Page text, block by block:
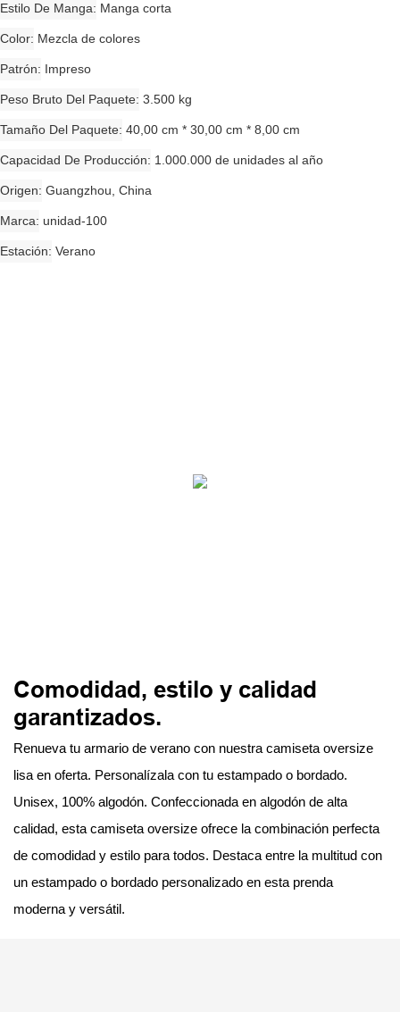
Estilo De Manga Manga corta
Color Mezcla de colores
Patrón Impreso
Peso Bruto Del Paquete 3.500 kg
Tamaño Del Paquete 40,00 cm * 30,00 cm * 8,00 cm
Capacidad De Producción 1.000.000 de unidades al año
Origen Guangzhou, China
Marca unidad-100
Estación Verano
Comodidad, estilo y calidad
garantizados.
Renueva tu armario de verano con nuestra camiseta oversize
lisa en oferta. Personalízala con tu estampado o bordado.
Unisex, 100% algodón. Confeccionada en algodón de alta
calidad, esta camiseta oversize ofrece la combinación perfecta
de comodidad y estilo para todos. Destaca entre la multitud con
un estampado o bordado personalizado en esta prenda
moderna y versátil.